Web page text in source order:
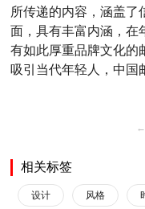
所传递的内容，涵盖了
面，具有丰富内涵，在
有如此厚重品牌文化的
吸引当代年轻人，中国
←
相关标签
设计 风格